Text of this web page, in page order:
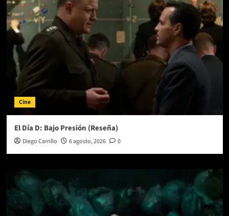
Cine
El Día D: Bajo Presión (Reseña)
Diego Carrillo 6 agosto, 2026 0